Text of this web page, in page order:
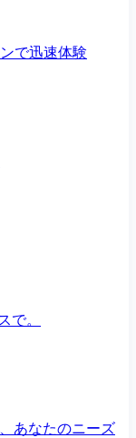
で迅速体験
で。
あなたのニーズ